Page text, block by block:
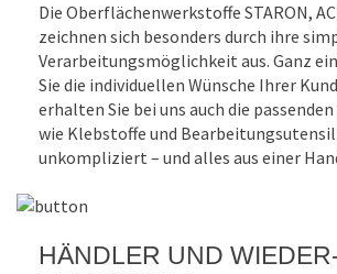
Weko GmbH & Co KG
9125 Kühnsdorf
www.weko.co.at
Gitsche GmbH
Die Oberflächen­werkstoffe STARON,
zeichnen sich besonders durch ihre
Verarbeitungs­möglichkeit aus. Ganz
Sie die individuellen Wünsche Ihrer
erhalten Sie bei uns auch die
wie Klebstoffe und
unkompliziert – und alles aus einer
HÄNDLER UND